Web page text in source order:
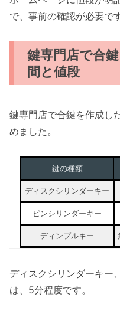
で、事前の確認が必要です
鍵専門店で合
間と値段
鍵専門店で合鍵を作成し
めました。
鍵の種類
ディスクシリンダーキー
ピンシリンダーキー
ディンプルキー
ディスクシリンダーキー
は、5分程度です。